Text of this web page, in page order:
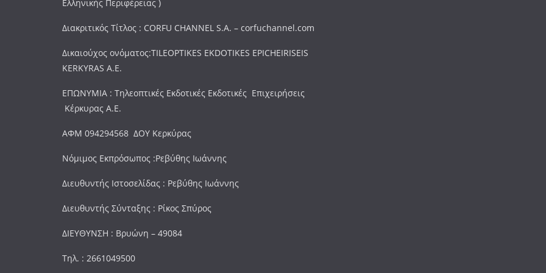
Ελληνικής Περιφέρειας )
Διακριτικός Τίτλος : CORFU CHANNEL S.A. – corfuchannel.com
Δικαιούχος ονόματος:TILEOPTIKES EKDOTIKES EPICHEIRISEIS
KERKYRAS A.E.
ΕΠΩΝΥΜΙΑ : Τηλεοπτικές Εκδοτικές Εκδοτικές Επιχειρήσεις
Κέρκυρας Α.Ε.
ΑΦΜ 094294568 ΔΟΥ Κερκύρας
Νόμιμος Εκπρόσωπος :Ρεβύθης Ιωάννης
Διευθυντής Ιστοσελίδας : Ρεβύθης Ιωάννης
Διευθυντής Σύνταξης : Ρίκος Σπύρος
ΔΙΕΥΘΥΝΣΗ : Βρυώνη – 49084
Τηλ. : 2661049500